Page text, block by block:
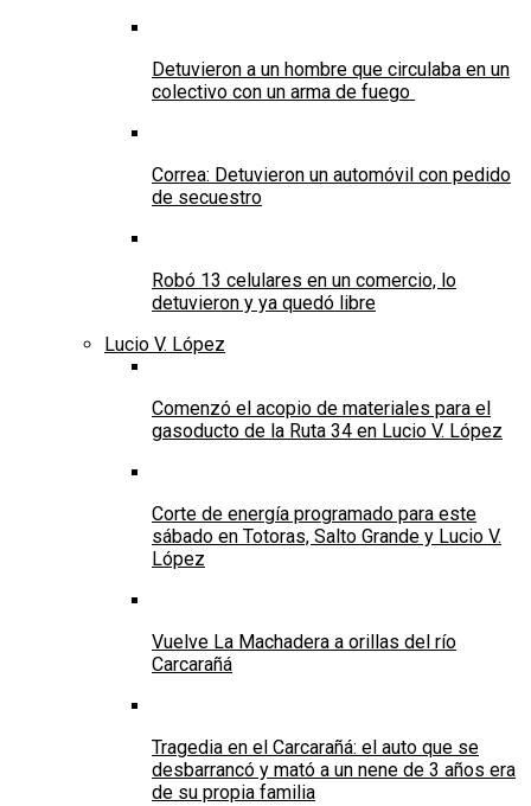
Detuvieron a un hombre que circulaba en un
colectivo con un arma de fuego
Correa: Detuvieron un automóvil con pedido
de secuestro
Robó 13 celulares en un comercio, lo
detuvieron y ya quedó libre
Lucio V. López
Comenzó el acopio de materiales para el
gasoducto de la Ruta 34 en Lucio V. López
Corte de energía programado para este
sábado en Totoras, Salto Grande y Lucio V.
López
Vuelve La Machadera a orillas del río
Carcarañá
Tragedia en el Carcarañá: el auto que se
desbarrancó y mató a un nene de 3 años era
de su propia familia